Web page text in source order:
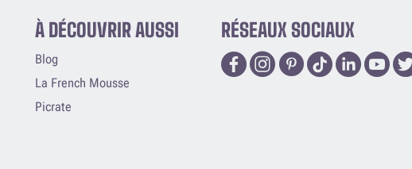
À DÉCOUVRIR AUSSI
Blog
La French Mousse
Picrate
RÉSEAUX SOCIAUX